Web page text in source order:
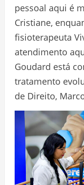
pessoal aqui é
Cristiane,
fisioterapeuta
atendimento
Goudard está
tratamento
de Direito,